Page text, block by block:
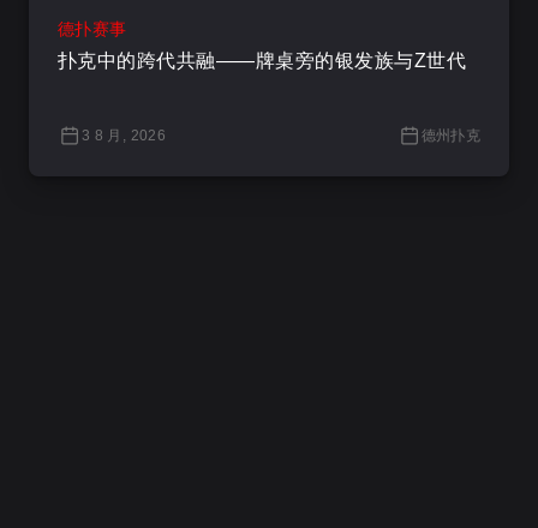
德扑赛事
扑克中的跨代共融——牌桌旁的银发族与Z世代
3 8 月, 2026 德州扑克